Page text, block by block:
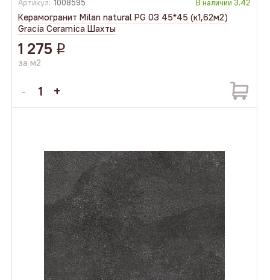
Артикул: 1008595 В наличии 3.42
Керамогранит Milan natural PG 03 45*45 (к1,62м2)
Gracia Ceramica Шахты
1 275 q
за м2